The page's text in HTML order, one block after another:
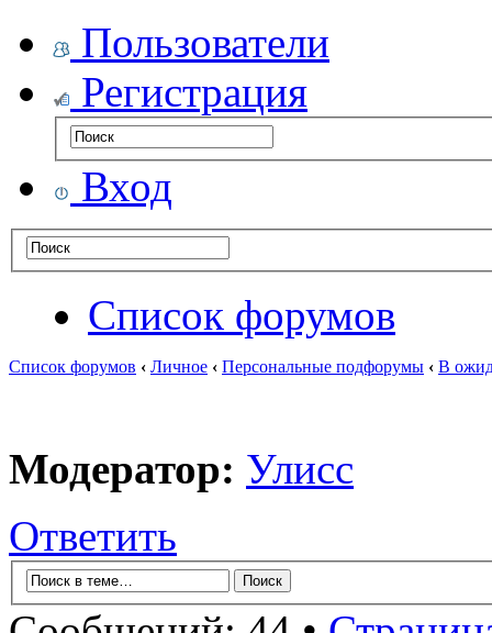
Пользователи
Регистрация
Вход
Список форумов
Список форумов ‹ Личное ‹ Персональные подфорумы ‹ В
Модератор: Улисс
Ответить